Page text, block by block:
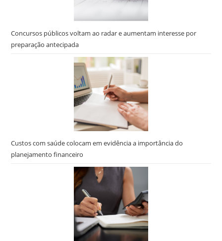
Concursos públicos voltam ao radar e aumentam interesse por
preparação antecipada
Custos com saúde colocam em evidência a importância do
planejamento financeiro